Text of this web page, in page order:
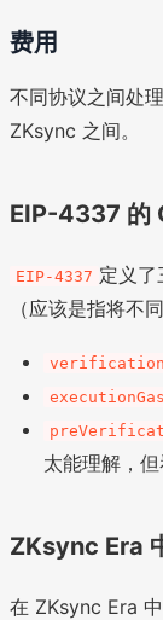
费用
不同协议之间处
ZKsync 之间。
EIP-4337 的
EIP-4337 定义了
（应该是指将不
executionGas
太能理解，
ZKsync Era
在 ZKsync Era